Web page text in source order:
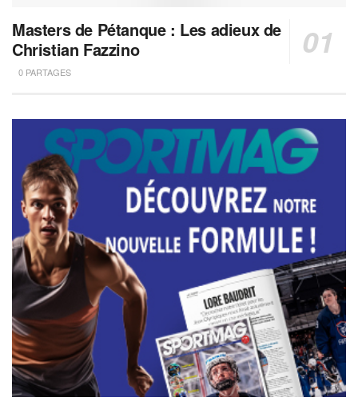
Masters de Pétanque : Les adieux de
Christian Fazzino
0 PARTAGES